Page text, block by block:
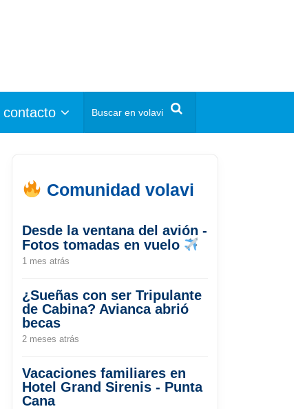
contacto
Comunidad volavi
Desde la ventana del avión -
Fotos tomadas en vuelo
1 mes atrás
¿Sueñas con ser Tripulante
de Cabina? Avianca abrió
becas
2 meses atrás
Vacaciones familiares en
Hotel Grand Sirenis - Punta
Cana